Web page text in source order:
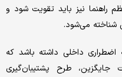
نیز باید تقویت شود و
شناخته می‌شود.
اضطراری داخلی داشته باشد که
جایگزین، طرح پشتیبان‌گیری